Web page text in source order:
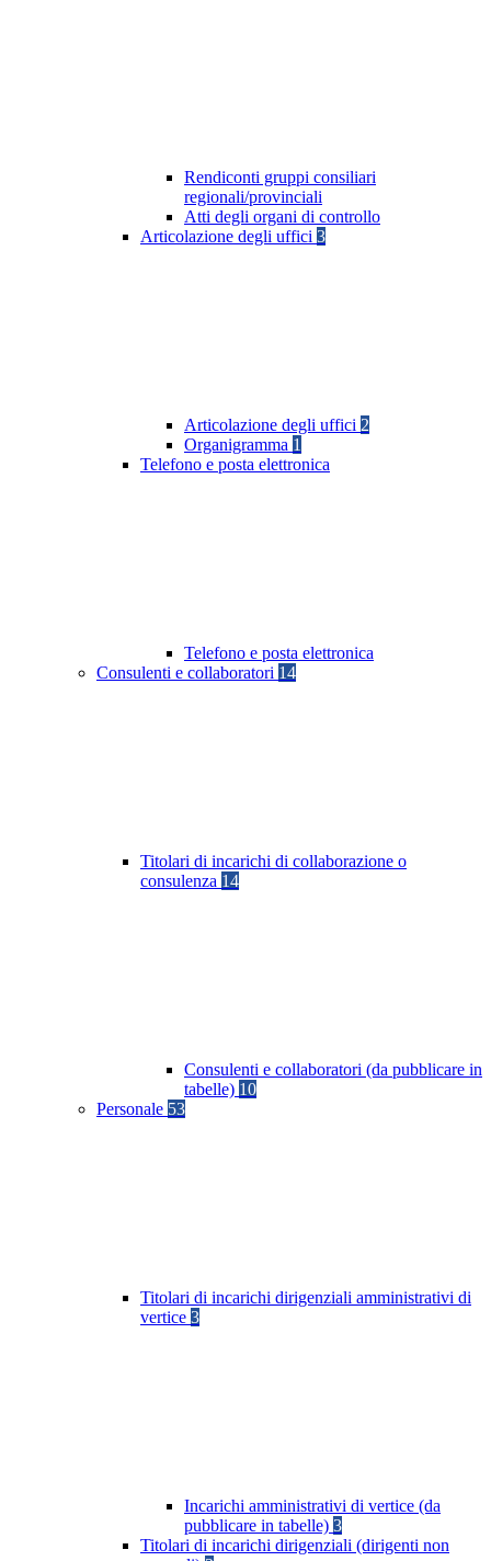
Rendiconti gruppi consiliari
regionali/provinciali
Atti degli organi di controllo
Articolazione degli uffici 3
Articolazione degli uffici 2
Organigramma 1
Telefono e posta elettronica
Telefono e posta elettronica
Consulenti e collaboratori 14
Titolari di incarichi di collaborazione o
consulenza 14
Consulenti e collaboratori (da pubblicare in
tabelle) 10
Personale 53
Titolari di incarichi dirigenziali amministrativi di
vertice 3
Incarichi amministrativi di vertice (da
pubblicare in tabelle) 3
Titolari di incarichi dirigenziali (dirigenti non